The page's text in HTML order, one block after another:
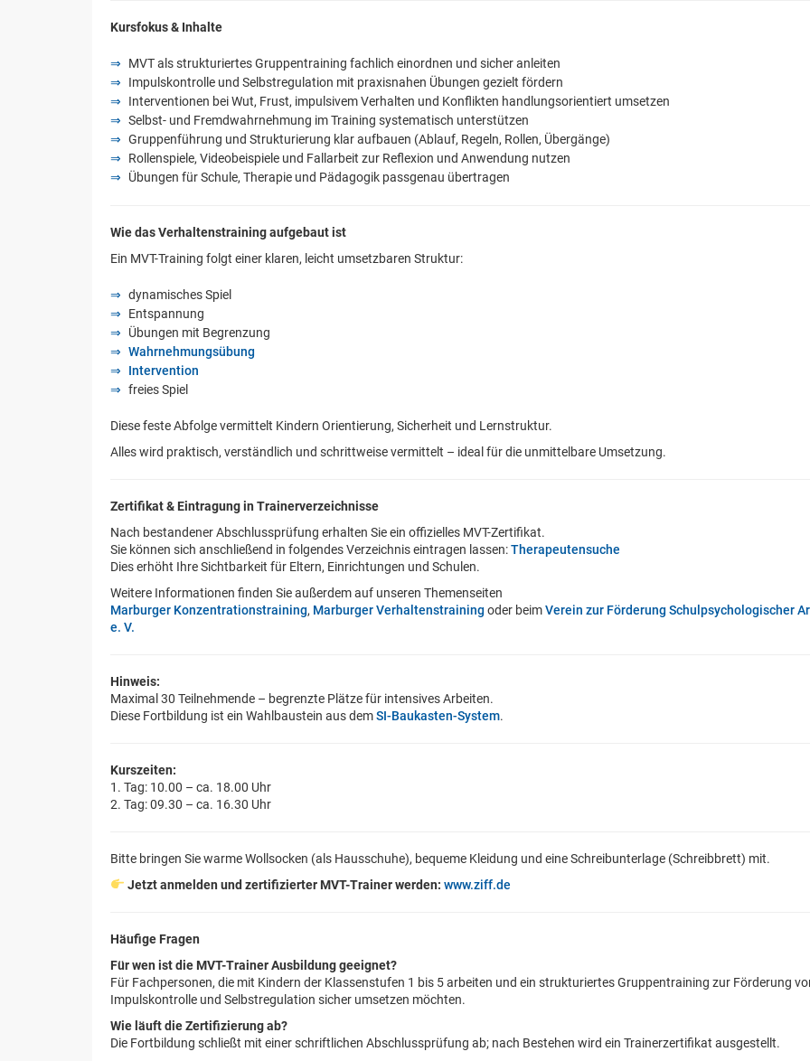
Kursfokus & Inhalte
MVT als strukturiertes Gruppentraining fachlich einordnen und sicher anleiten
Impulskontrolle und Selbstregulation mit praxisnahen Übungen gezielt fördern
Interventionen bei Wut, Frust, impulsivem Verhalten und Konflikten handlungsorientiert umsetzen
Selbst- und Fremdwahrnehmung im Training systematisch unterstützen
Gruppenführung und Strukturierung klar aufbauen (Ablauf, Regeln, Rollen, Übergänge)
Rollenspiele, Videobeispiele und Fallarbeit zur Reflexion und Anwendung nutzen
Übungen für Schule, Therapie und Pädagogik passgenau übertragen
Wie das Verhaltenstraining aufgebaut ist
Ein MVT-Training folgt einer klaren, leicht umsetzbaren Struktur:
dynamisches Spiel
Entspannung
Übungen mit Begrenzung
Wahrnehmungsübung
Intervention
freies Spiel
Diese feste Abfolge vermittelt Kindern Orientierung, Sicherheit und Lernstruktur.
Alles wird praktisch, verständlich und schrittweise vermittelt – ideal für die unmittelbare Umsetzung.
Zertifikat & Eintragung in Trainerverzeichnisse
Nach bestandener Abschlussprüfung erhalten Sie ein offizielles MVT-Zertifikat.
Sie können sich anschließend in folgendes Verzeichnis eintragen lassen:Therapeutensuche
Dies erhöht Ihre Sichtbarkeit für Eltern, Einrichtungen und Schulen.
Weitere Informationen finden Sie außerdem auf unseren Themenseiten
Marburger Konzentrationstraining, Marburger Verhaltenstraining oder beimVerein zur Förderung Schulpsychologischer
e. V.
Hinweis:
Maximal 30 Teilnehmende – begrenzte Plätze für intensives Arbeiten.
Diese Fortbildung ist ein Wahlbaustein aus demSI-Baukasten-System.
Kurszeiten:
1. Tag: 10.00 – ca. 18.00 Uhr
2. Tag: 09.30 – ca. 16.30 Uhr
Bitte bringen Sie warme Wollsocken (als Hausschuhe), bequeme Kleidung und eine Schreibunterlage (Schreibbrett) mit.
Jetzt anmelden und zertifizierter MVT-Trainer werden: www.ziff.de
Häufige Fragen
Für wen ist die MVT-Trainer Ausbildung geeignet?
Für Fachpersonen, die mit Kindern der Klassenstufen 1 bis 5 arbeiten und ein strukturiertes Gruppentraining zur Förderung
Impulskontrolle und Selbstregulation sicher umsetzen möchten.
Wie läuft die Zertifizierung ab?
Die Fortbildung schließt mit einer schriftlichen Abschlussprüfung ab; nach Bestehen wird ein Trainerzertifikat ausgestellt.